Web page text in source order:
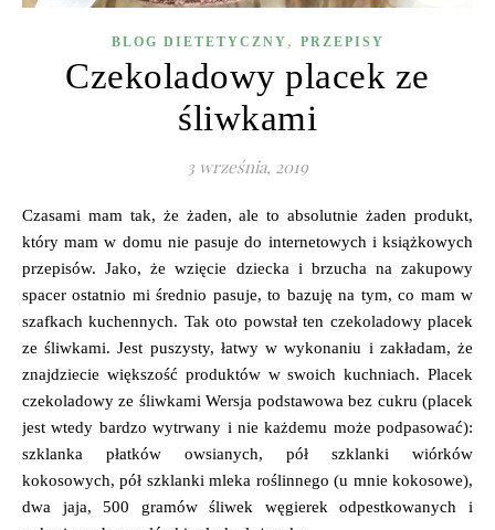
BLOG DIETETYCZNY , PRZEPISY
Czekoladowy placek ze
śliwkami
3 września, 2019
Czasami mam tak, że żaden, ale to absolutnie żaden produkt,
który mam w domu nie pasuje do internetowych i książkowych
przepisów. Jako, że wzięcie dziecka i brzucha na zakupowy
spacer ostatnio mi średnio pasuje, to bazuję na tym, co mam w
szafkach kuchennych. Tak oto powstał ten czekoladowy placek
ze śliwkami. Jest puszysty, łatwy w wykonaniu i zakładam, że
znajdziecie większość produktów w swoich kuchniach. Placek
czekoladowy ze śliwkami Wersja podstawowa bez cukru (placek
jest wtedy bardzo wytrwany i nie każdemu może podpasować):
szklanka płatków owsianych, pół szklanki wiórków
kokosowych, pół szklanki mleka roślinnego (u mnie kokosowe),
dwa jaja, 500 gramów śliwek węgierek odpestkowanych i